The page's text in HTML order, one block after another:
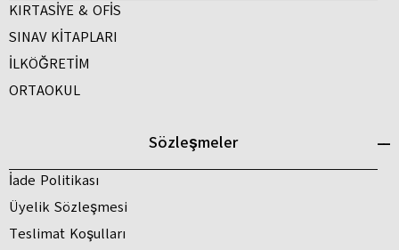
KIRTASİYE & OFİS
SINAV KİTAPLARI
İLKÖĞRETİM
ORTAOKUL
Sözleşmeler
İade Politikası
Üyelik Sözleşmesi
Teslimat Koşulları